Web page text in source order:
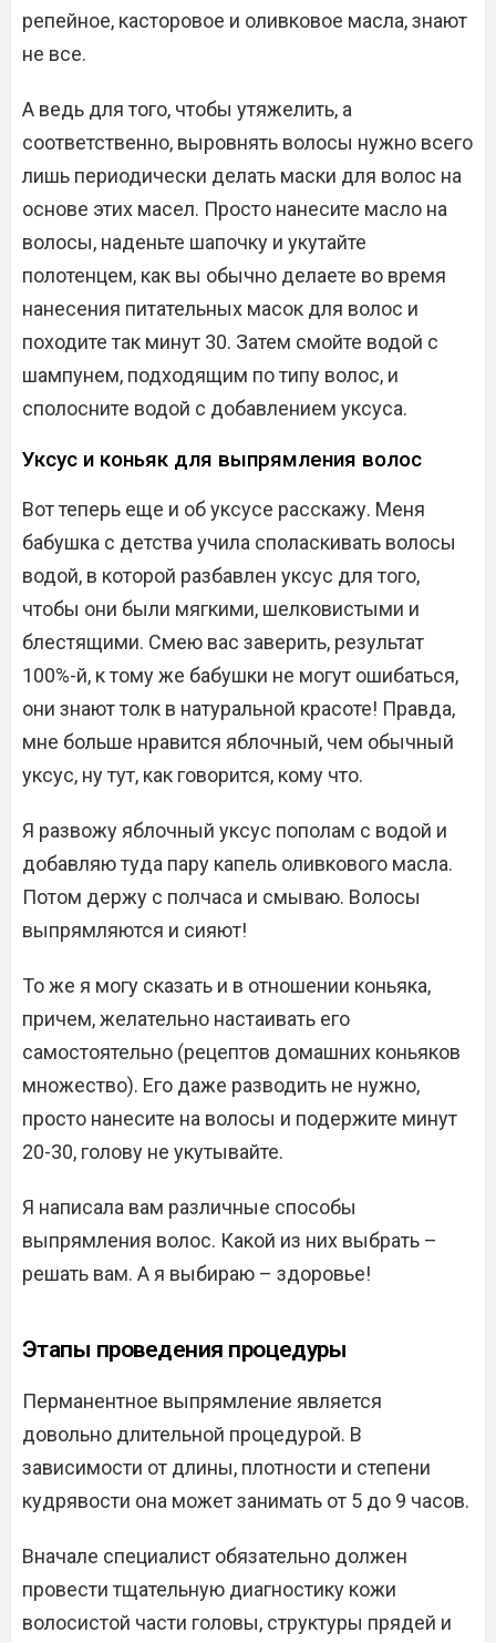
репейное, касторовое и оливковое масла, знают
не все.
А ведь для того, чтобы утяжелить, а
соответственно, выровнять волосы нужно всего
лишь периодически делать маски для волос на
основе этих масел. Просто нанесите масло на
волосы, наденьте шапочку и укутайте
полотенцем, как вы обычно делаете во время
нанесения питательных масок для волос и
походите так минут 30. Затем смойте водой с
шампунем, подходящим по типу волос, и
сполосните водой с добавлением уксуса.
Уксус и коньяк для выпрямления волос
Вот теперь еще и об уксусе расскажу. Меня
бабушка с детства учила споласкивать волосы
водой, в которой разбавлен уксус для того,
чтобы они были мягкими, шелковистыми и
блестящими. Смею вас заверить, результат
100%-й, к тому же бабушки не могут ошибаться,
они знают толк в натуральной красоте! Правда,
мне больше нравится яблочный, чем обычный
уксус, ну тут, как говорится, кому что.
Я развожу яблочный уксус пополам с водой и
добавляю туда пару капель оливкового масла.
Потом держу с полчаса и смываю. Волосы
выпрямляются и сияют!
То же я могу сказать и в отношении коньяка,
причем, желательно настаивать его
самостоятельно (рецептов домашних коньяков
множество). Его даже разводить не нужно,
просто нанесите на волосы и подержите минут
20-30, голову не укутывайте.
Я написала вам различные способы
выпрямления волос. Какой из них выбрать –
решать вам. А я выбираю – здоровье!
Этапы проведения процедуры
Перманентное выпрямление является
довольно длительной процедурой. В
зависимости от длины, плотности и степени
кудрявости она может занимать от 5 до 9 часов.
Вначале специалист обязательно должен
провести тщательную диагностику кожи
волосистой части головы, структуры прядей и